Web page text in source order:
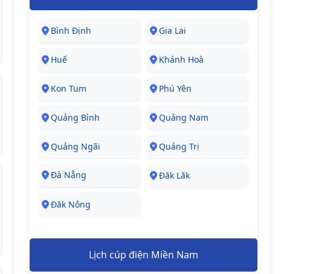
Bình Định Gia Lai
Huế Khánh Hoà
Kon Tum Phú Yên
Quảng Bình Quảng Nam
Quảng Ngãi Quảng Trị
Đà Nẵng Đăk Lăk
Đăk Nông
Lịch cúp điện Miền Nam